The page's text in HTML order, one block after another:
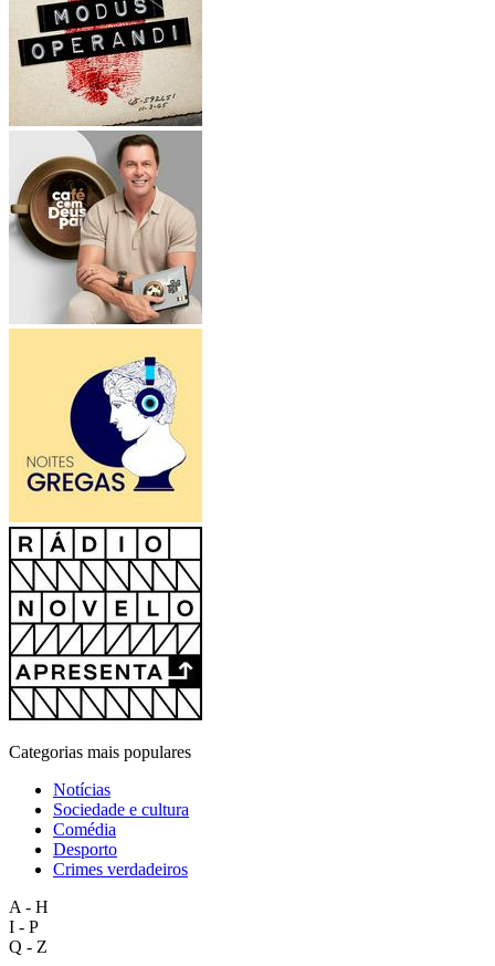
Categorias mais populares
Notícias
Sociedade e cultura
Comédia
Desporto
Crimes verdadeiros
A - H
I - P
Q - Z